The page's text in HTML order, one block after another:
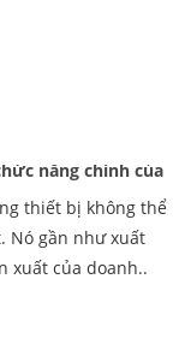
năng chính của
thiết bị không thể
Nó gần như xuất
xuất của doanh..